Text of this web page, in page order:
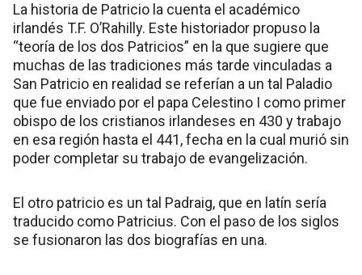
La historia de Patricio la cuenta el académico
irlandés T.F. O’Rahilly. Este historiador propuso la
“teoría de los dos Patricios” en la que sugiere que
muchas de las tradiciones más tarde vinculadas a
San Patricio en realidad se referían a un tal Paladio
que fue enviado por el papa Celestino I como primer
obispo de los cristianos irlandeses en 430 y trabajo
en esa región hasta el 441, fecha en la cual murió sin
poder completar su trabajo de evangelización.
El otro patricio es un tal Padraig, que en latín sería
traducido como Patricius. Con el paso de los siglos
se fusionaron las dos biografías en una.